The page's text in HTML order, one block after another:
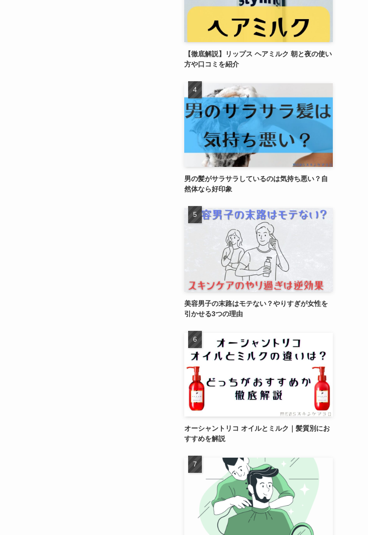
【徹底解説】リップス ヘアミルク 朝と夜の使い
方や口コミを紹介
男の髪がサラサラしているのは気持ち悪い？自
然体なら好印象
美容男子の末路はモテない？やりすぎが女性を
引かせる3つの理由
オーシャントリコ オイルとミルク｜髪質別にお
すすめを解説